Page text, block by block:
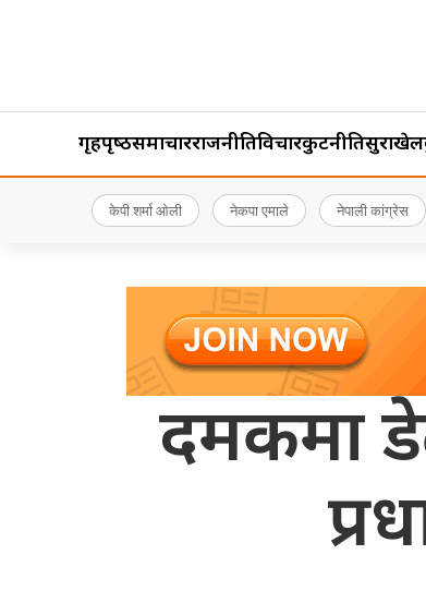
गृहपृष्‍ठसमाचारराजनीतिविचारकुटनीतिसुरक्षा
केपी शर्मा ओली नेकपा एमाले नेपाली कांग्रेस
दमकमा